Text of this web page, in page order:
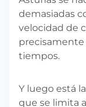
demasiadas
velocidad de
precisamente
tiempos.
Y luego está
que se limita